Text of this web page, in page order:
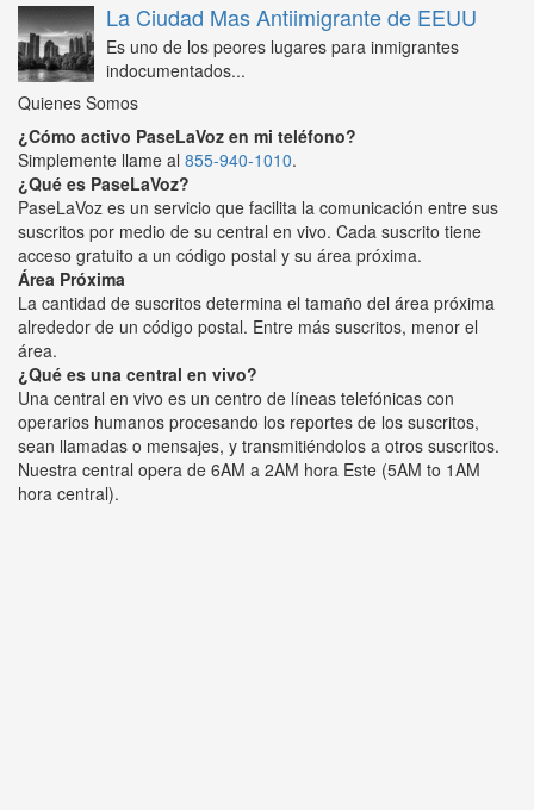
La Ciudad Mas Antiimigrante de EEUU
Es uno de los peores lugares para inmigrantes
indocumentados...
Quienes Somos
¿Cómo activo PaseLaVoz en mi teléfono?
Simplemente llame al 855-940-1010.
¿Qué es PaseLaVoz?
PaseLaVoz es un servicio que facilita la comunicación entre sus
suscritos por medio de su central en vivo. Cada suscrito tiene
acceso gratuito a un código postal y su área próxima.
Área Próxima
La cantidad de suscritos determina el tamaño del área próxima
alrededor de un código postal. Entre más suscritos, menor el
área.
¿Qué es una central en vivo?
Una central en vivo es un centro de líneas telefónicas con
operarios humanos procesando los reportes de los suscritos,
sean llamadas o mensajes, y transmitiéndolos a otros suscritos.
Nuestra central opera de 6AM a 2AM hora Este (5AM to 1AM
hora central).